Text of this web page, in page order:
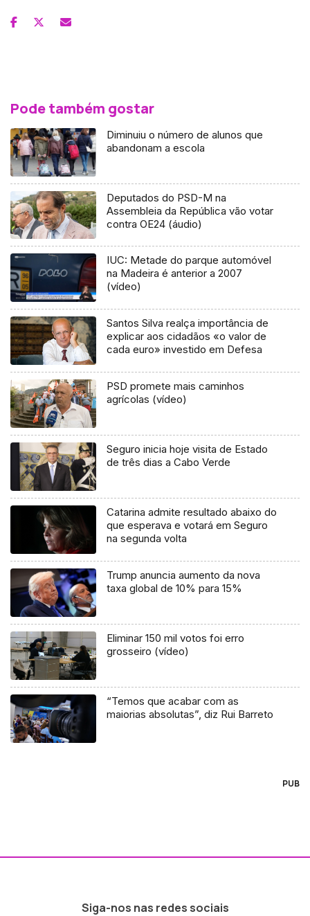
Pode também gostar
Diminuiu o número de alunos que
abandonam a escola
Deputados do PSD-M na
Assembleia da República vão votar
contra OE24 (áudio)
IUC: Metade do parque automóvel
na Madeira é anterior a 2007
(vídeo)
Santos Silva realça importância de
explicar aos cidadãos «o valor de
cada euro» investido em Defesa
PSD promete mais caminhos
agrícolas (vídeo)
Seguro inicia hoje visita de Estado
de três dias a Cabo Verde
Catarina admite resultado abaixo do
que esperava e votará em Seguro
na segunda volta
Trump anuncia aumento da nova
taxa global de 10% para 15%
Eliminar 150 mil votos foi erro
grosseiro (vídeo)
“Temos que acabar com as
maiorias absolutas”, diz Rui Barreto
PUB
Siga-nos nas redes sociais